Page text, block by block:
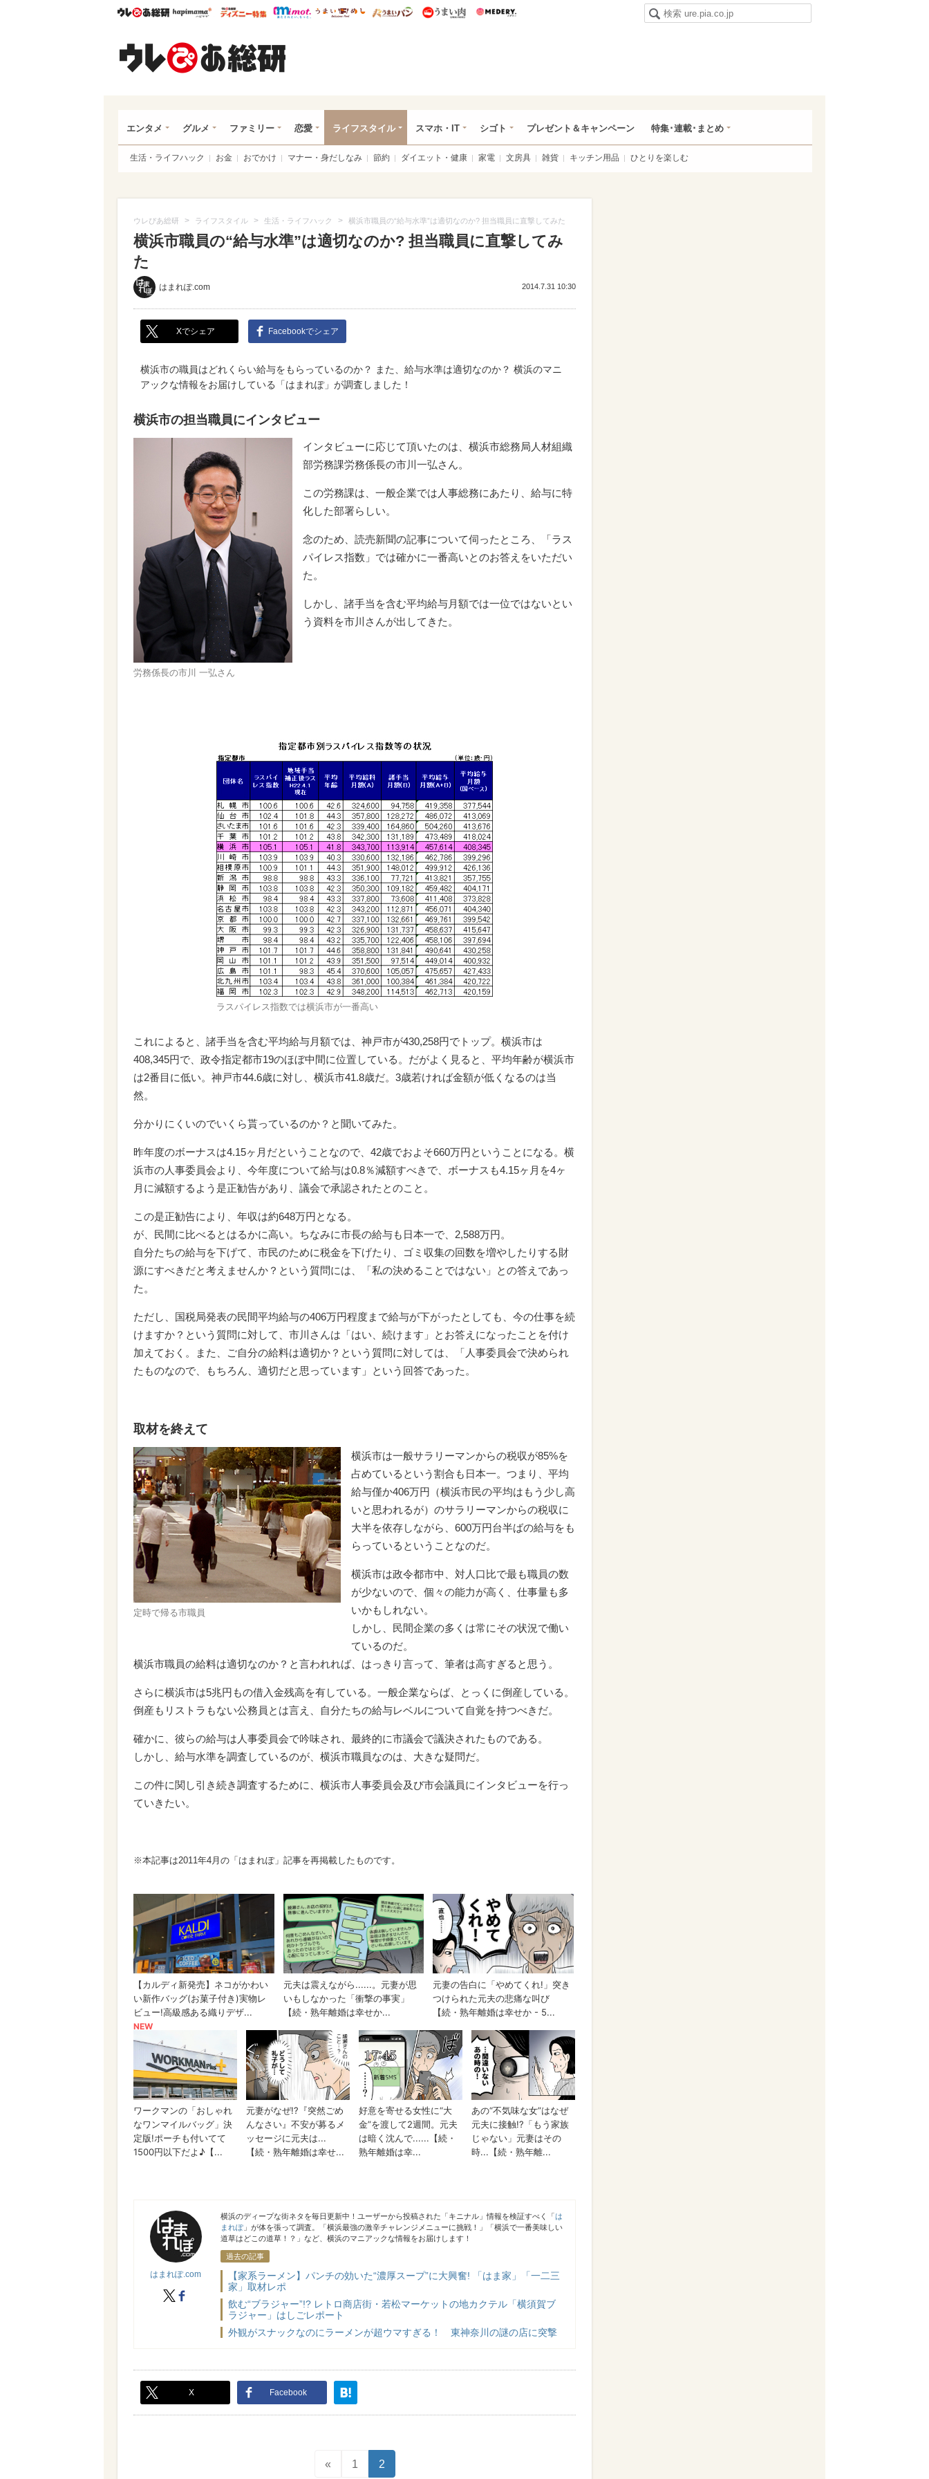
ウレぴあ総研ハピママ* ウレぴあ総研 ディズニー特集
mimot. うまいめし うまいパン うまい肉
エンタメ グルメ ファミリー 恋愛 ライフスタイル スマホ・IT シゴト プレゼント＆キャンペーン 特集･連載･まとめ
生活・ライフハック お金 おでかけ マナー・身だしなみ 節約 ダイエット・健康 家電 文房具 雑貨 キッチン用品 ひとりを楽しむ
ウレぴあ総研 > ライフスタイル > 生活・ライフハック > 横浜市職員の“給与水準”は適切なのか? 担当職員に直撃してみた
横浜市職員の“給与水準”は適切なのか? 担当職員に直撃してみ
た
はまれぽ.com 2014.7.31 10:30
Xでシェア Facebookでシェア
横浜市の職員はどれくらい給与をもらっているのか？ また、給与水準は適切なのか？ 横浜のマニ
アックな情報をお届けしている「はまれぽ」が調査しました！
横浜市の担当職員にインタビュー
労務係長の市川 一弘さん
インタビューに応じて頂いたのは、横浜市総務局人材組織
部労務課労務係長の市川一弘さん。
この労務課は、一般企業では人事総務にあたり、給与に特
化した部署らしい。
念のため、読売新聞の記事について伺ったところ、「ラス
パイレス指数」では確かに一番高いとのお答えをいただい
た。
しかし、諸手当を含む平均給与月額では一位ではないとい
う資料を市川さんが出してきた。
ラスパイレス指数では横浜市が一番高い
これによると、諸手当を含む平均給与月額では、神戸市が430,258円でトップ。横浜市は
408,345円で、政令指定都市19のほぼ中間に位置している。だがよく見ると、平均年齢が横浜市
は2番目に低い。神戸市44.6歳に対し、横浜市41.8歳だ。3歳若ければ金額が低くなるのは当
然。
分かりにくいのでいくら貰っているのか？と聞いてみた。
昨年度のボーナスは4.15ヶ月だということなので、42歳でおよそ660万円ということになる。横
浜市の人事委員会より、今年度について給与は0.8％減額すべきで、ボーナスも4.15ヶ月を4ヶ
月に減額するよう是正勧告があり、議会で承認されたとのこと。
この是正勧告により、年収は約648万円となる。
が、民間に比べるとはるかに高い。ちなみに市長の給与も日本一で、2,588万円。
自分たちの給与を下げて、市民のために税金を下げたり、ゴミ収集の回数を増やしたりする財
源にすべきだと考えませんか？という質問には、「私の決めることではない」との答えであっ
た。
ただし、国税局発表の民間平均給与の406万円程度まで給与が下がったとしても、今の仕事を続
けますか？という質問に対して、市川さんは「はい、続けます」とお答えになったことを付け
加えておく。また、ご自分の給料は適切か？という質問に対しては、「人事委員会で決められ
たものなので、もちろん、適切だと思っています」という回答であった。
取材を終えて
定時で帰る市職員
横浜市は一般サラリーマンからの税収が85%を
占めているという割合も日本一。つまり、平均
給与僅か406万円（横浜市民の平均はもう少し高
いと思われるが）のサラリーマンからの税収に
大半を依存しながら、600万円台半ばの給与をも
らっているということなのだ。
横浜市は政令都市中、対人口比で最も職員の数
が少ないので、個々の能力が高く、仕事量も多
いかもしれない。
しかし、民間企業の多くは常にその状況で働い
ているのだ。
横浜市職員の給料は適切なのか？と言われれば、はっきり言って、筆者は高すぎると思う。
さらに横浜市は5兆円もの借入金残高を有している。一般企業ならば、とっくに倒産している。
倒産もリストラもない公務員とは言え、自分たちの給与レベルについて自覚を持つべきだ。
確かに、彼らの給与は人事委員会で吟味され、最終的に市議会で議決されたものである。
しかし、給与水準を調査しているのが、横浜市職員なのは、大きな疑問だ。
この件に関し引き続き調査するために、横浜市人事委員会及び市会議員にインタビューを行っ
ていきたい。
※本記事は2011年4月の「はまれぽ」記事を再掲載したものです。
はまれぽ.com
はまれぽ.com
X facebook
横浜のディープな街ネタを毎日更新中！ユーザーから投稿された「キニナル」情報を検証すべく「は
まれぽ」が体を張って調査。「横浜最強の激辛チャレンジメニューに挑戦！」「横浜で一番美味しい
道草はどこの道草！？」など、横浜のマニアックな情報をお届けします！
過去の記事
【家系ラーメン】パンチの効いた“濃厚スープ”に大興奮! 「はま家」「一二三
家」取材レポ
飲む“ブラジャー”!? レトロ商店街・若松マーケットの地カクテル「横須賀ブ
ラジャー」はしごレポート
外観がスナックなのにラーメンが超ウマすぎる！ 東神奈川の謎の店に突撃
X Facebook
« 1 2